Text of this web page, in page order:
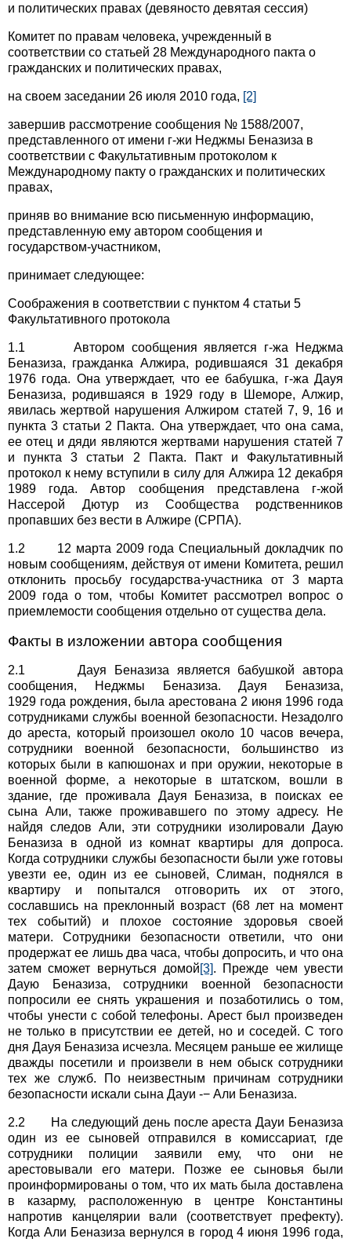
и политических правах (девяносто девятая сессия)
Комитет по правам человека, учрежденный в
соответствии со статьей 28 Международного пакта о
гражданских и политических правах,
на своем заседании 26 июля 2010 года, [2]
завершив рассмотрение сообщения № 1588/2007,
представленного от имени г-жи Неджмы Беназиза в
соответствии с Факультативным протоколом к
Международному пакту о гражданских и политических
правах,
приняв во внимание всю письменную информацию,
представленную ему автором сообщения и
государством-участником,
принимает следующее:
Соображения в соответствии с пунктом 4 статьи 5
Факультативного протокола
1.1 Автором сообщения является г-жа Неджма
Беназиза, гражданка Алжира, родившаяся 31 декабря
1976 года. Она утверждает, что ее бабушка, г-жа Дауя
Беназиза, родившаяся в 1929 году в Шеморе, Алжир,
явилась жертвой нарушения Алжиром статей 7, 9, 16 и
пункта 3 статьи 2 Пакта. Она утверждает, что она сама,
ее отец и дяди являются жертвами нарушения статей 7
и пункта 3 статьи 2 Пакта. Пакт и Факультативный
протокол к нему вступили в силу для Алжира 12 декабря
1989 года. Автор сообщения представлена г-жой
Нассерой Дютур из Сообщества родственников
пропавших без вести в Алжире (СРПА).
1.2 12 марта 2009 года Специальный докладчик по
новым сообщениям, действуя от имени Комитета, решил
отклонить просьбу государства-участника от 3 марта
2009 года о том, чтобы Комитет рассмотрел вопрос о
приемлемости сообщения отдельно от существа дела.
Факты в изложении автора сообщения
2.1 Дауя Беназиза является бабушкой автора
сообщения, Неджмы Беназиза. Дауя Беназиза,
1929 года рождения, была арестована 2 июня 1996 года
сотрудниками службы военной безопасности. Незадолго
до ареста, который произошел около 10 часов вечера,
сотрудники военной безопасности, большинство из
которых были в капюшонах и при оружии, некоторые в
военной форме, а некоторые в штатском, вошли в
здание, где проживала Дауя Беназиза, в поисках ее
сына Али, также проживавшего по этому адресу. Не
найдя следов Али, эти сотрудники изолировали Даую
Беназиза в одной из комнат квартиры для допроса.
Когда сотрудники службы безопасности были уже готовы
увезти ее, один из ее сыновей, Слиман, поднялся в
квартиру и попытался отговорить их от этого,
сославшись на преклонный возраст (68 лет на момент
тех событий) и плохое состояние здоровья своей
матери. Сотрудники безопасности ответили, что они
продержат ее лишь два часа, чтобы допросить, и что она
затем сможет вернуться домой[3]. Прежде чем увести
Даую Беназиза, сотрудники военной безопасности
попросили ее снять украшения и позаботились о том,
чтобы унести с собой телефоны. Арест был произведен
не только в присутствии ее детей, но и соседей. С того
дня Дауя Беназиза исчезла. Месяцем раньше ее жилище
дважды посетили и произвели в нем обыск сотрудники
тех же служб. По неизвестным причинам сотрудники
безопасности искали сына Дауи -− Али Беназиза.
2.2 На следующий день после ареста Дауи Беназиза
один из ее сыновей отправился в комиссариат, где
сотрудники полиции заявили ему, что они не
арестовывали его матери. Позже ее сыновья были
проинформированы о том, что их мать была доставлена
в казарму, расположенную в центре Константины
напротив канцелярии вали (соответствует префекту).
Когда Али Беназиза вернулся в город 4 июня 1996 года,